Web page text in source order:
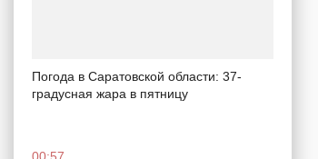
Погода в Саратовской области: 37-
градусная жара в пятницу